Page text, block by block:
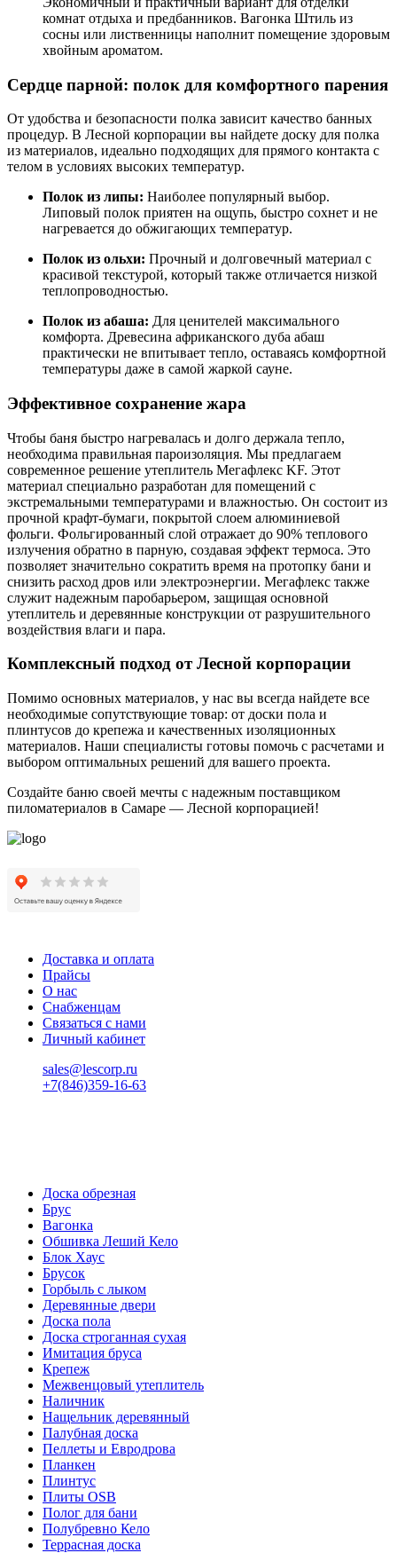
комнат отдыха и предбанников. Вагонка Штиль из
сосны или лиственницы наполнит помещение здоровым
хвойным ароматом.
Сердце парной: полок для комфортного парения
От удобства и безопасности полка зависит качество банных
процедур. В Лесной корпорации вы найдете доску для полка
из материалов, идеально подходящих для прямого контакта с
телом в условиях высоких температур.
Полок из липы: Наиболее популярный выбор.
Липовый полок приятен на ощупь, быстро сохнет и не
нагревается до обжигающих температур.
Полок из ольхи: Прочный и долговечный материал с
красивой текстурой, который также отличается низкой
теплопроводностью.
Полок из абаша: Для ценителей максимального
комфорта. Древесина африканского дуба абаш
практически не впитывает тепло, оставаясь комфортной
температуры даже в самой жаркой сауне.
Эффективное сохранение жара
Чтобы баня быстро нагревалась и долго держала тепло,
необходима правильная пароизоляция. Мы предлагаем
современное решение утеплитель Мегафлекс KF. Этот
материал специально разработан для помещений с
экстремальными температурами и влажностью. Он состоит из
прочной крафт-бумаги, покрытой слоем алюминиевой
фольги. Фольгированный слой отражает до 90% теплового
излучения обратно в парную, создавая эффект термоса. Это
позволяет значительно сократить время на протопку бани и
снизить расход дров или электроэнергии. Мегафлекс также
служит надежным паробарьером, защищая основной
утеплитель и деревянные конструкции от разрушительного
воздействия влаги и пара.
Комплексный подход от Лесной корпорации
Помимо основных материалов, у нас вы всегда найдете все
необходимые сопутствующие товар: от доски пола и
плинтусов до крепежа и качественных изоляционных
материалов. Наши специалисты готовы помочь с расчетами и
выбором оптимальных решений для вашего проекта.
Создайте баню своей мечты с надежным поставщиком
пиломатериалов в Самаре — Лесной корпорацией!
Доставка и оплата
Прайсы
О нас
Снабженцам
Связаться с нами
Личный кабинет
sales@lescorp.ru
+7(846)359-16-63
Доска обрезная
Брус
Вагонка
Обшивка Леший Кело
Блок Хаус
Брусок
Горбыль с лыком
Деревянные двери
Доска пола
Доска строганная сухая
Имитация бруса
Крепеж
Межвенцовый утеплитель
Наличник
Нащельник деревянный
Палубная доска
Пеллеты и Евродрова
Планкен
Плинтус
Плиты OSB
Полог для бани
Полубревно Кело
Террасная доска